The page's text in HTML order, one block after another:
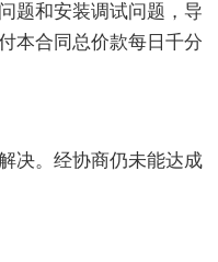
题和安装调试问题，导
本合同总价款每日千分
决。经协商仍未能达成